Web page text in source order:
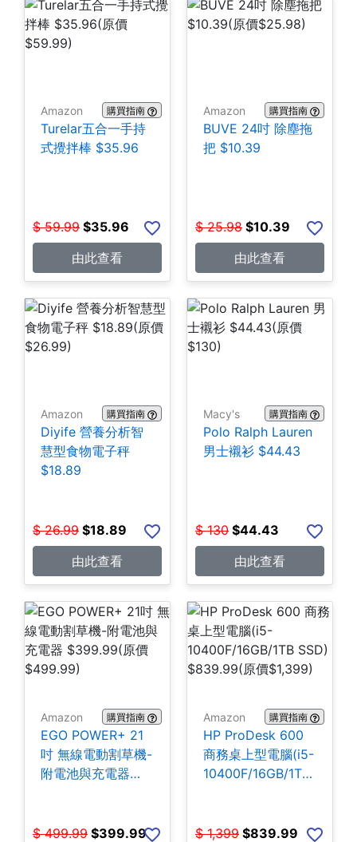
Amazon 購買指南
Turelar五合一手持
式攪拌棒 $35.96
$ 59.99 $35.96
由此查看
Amazon 購買指南
BUVE 24吋 除塵拖
把 $10.39
$ 25.98 $10.39
由此查看
Amazon 購買指南
Diyife 營養分析智
慧型食物電子秤
$18.89
$ 26.99 $18.89
由此查看
Macy's 購買指南
Polo Ralph Lauren
男士襯衫 $44.43
$ 130 $44.43
由此查看
Amazon 購買指南
EGO POWER+ 21
吋 無線電動割草機-
附電池與充電器
$ 499.99 $399.99
Amazon 購買指南
HP ProDesk 600
商務桌上型電腦(i5-
10400F/16GB/1TB
$ 1,399 $839.99